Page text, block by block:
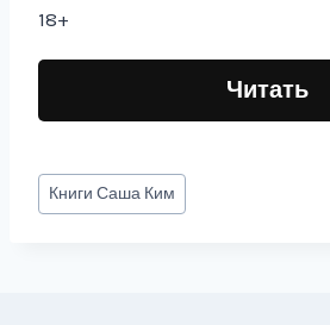
18+
Читать
Метки
записи:
КнигиСаша Ким